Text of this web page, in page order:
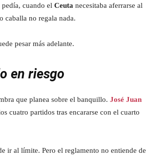
cuando el Ceuta necesitaba aferrarse al
caballa no regala nada.
pesar más adelante.
en riesgo
que planea sobre el banquillo. José Juan
cuatro partidos tras encararse con el cuarto
ir al límite. Pero el reglamento no entiende de